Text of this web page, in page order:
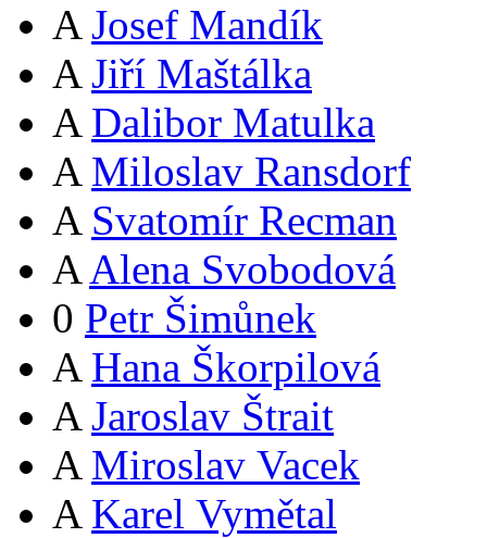
A Josef Mandík
A Jiří Maštálka
A Dalibor Matulka
A Miloslav Ransdorf
A Svatomír Recman
A Alena Svobodová
0 Petr Šimůnek
A Hana Škorpilová
A Jaroslav Štrait
A Miroslav Vacek
A Karel Vymětal